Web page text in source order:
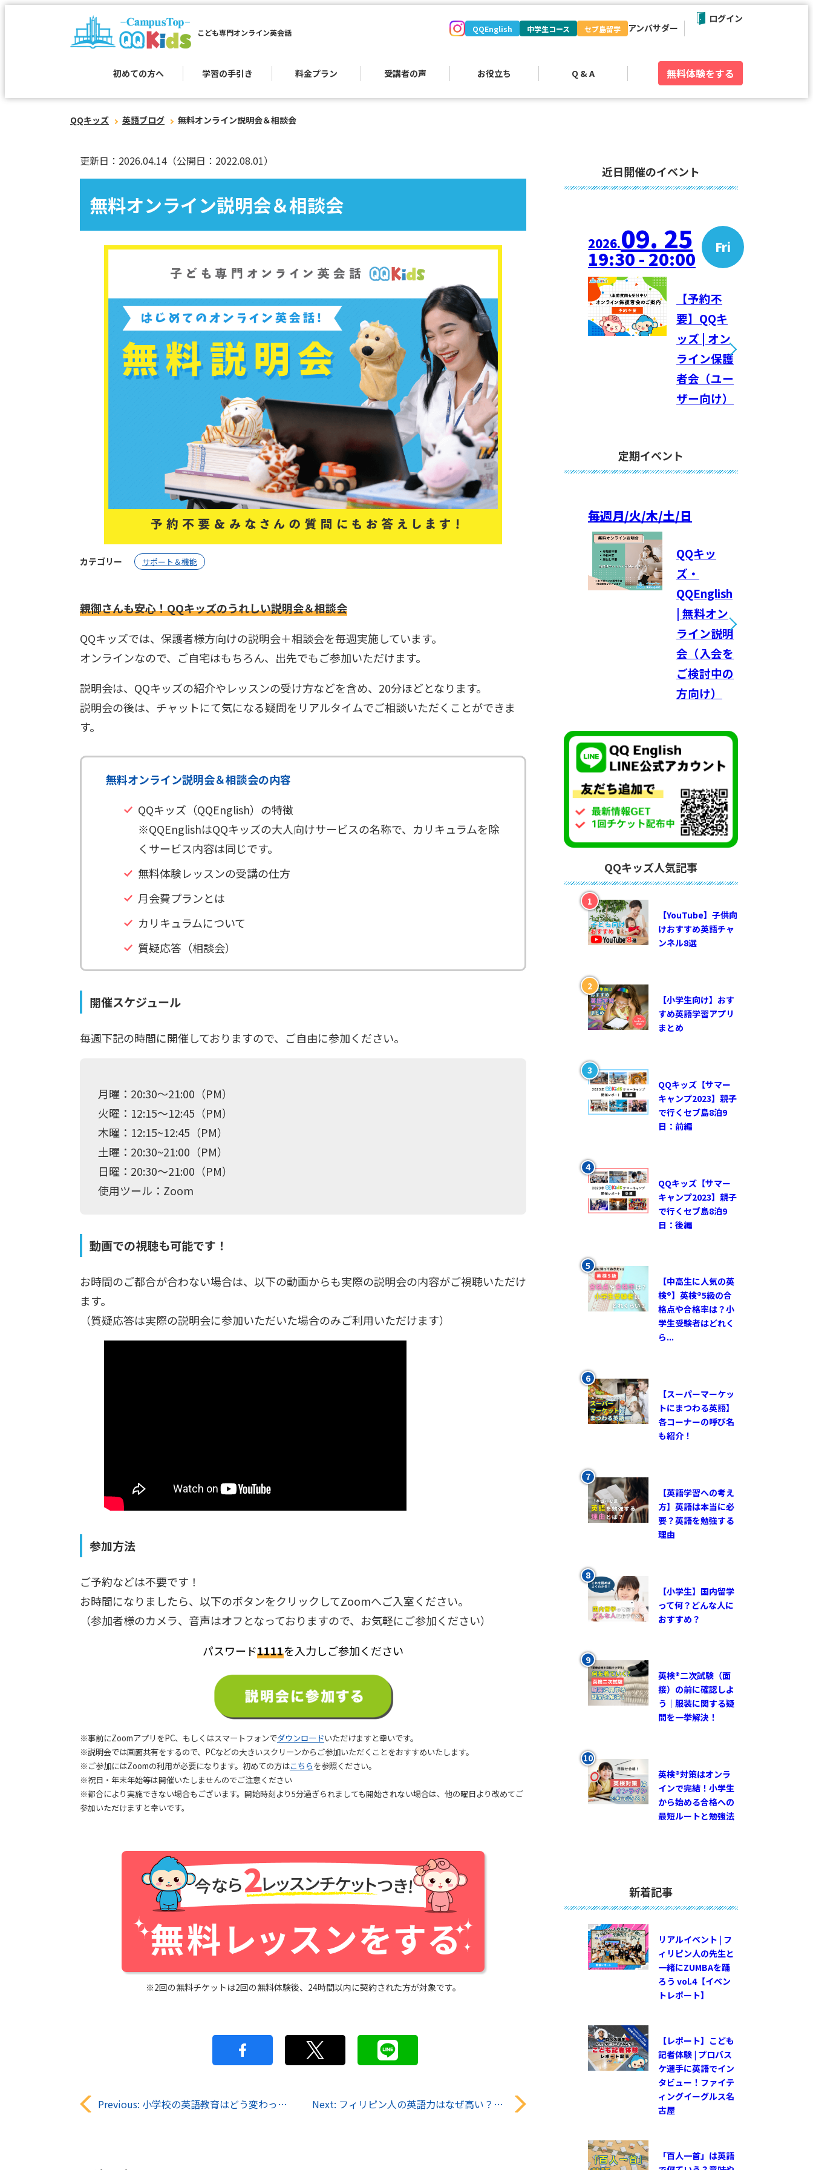
こども専門オンライン英会話
初めての方へ 学習の手引き 料金プラン 受講者の声 お役立ち Q & A
QQEnglish 中学生コース セブ島留学 アンバサダー
無料体験をする
ログイン
QQキッズ 英語ブログ 無料オンライン説明会＆相談会
更新日：2026.04.14 （公開日：2022.08.01）
無料オンライン説明会＆相談会
カテゴリー サポート＆機能
親御さんも安心！QQキッズのうれしい説明会＆相談会
QQキッズでは、保護者様方向けの説明会＋相談会を毎週実施しています。
オンラインなので、ご自宅はもちろん、出先でもご参加いただけます。
説明会は、QQキッズの紹介やレッスンの受け方などを含め、20分ほどとなります。
説明会の後は、チャットにて気になる疑問をリアルタイムでご相談いただくことができま
す。
無料オンライン説明会＆相談会の内容
QQキッズ（QQEnglish）の特徴
※QQEnglishはQQキッズの大人向けサービスの名称で、カリキュラムを除
くサービス内容は同じです。
無料体験レッスンの受講の仕方
月会費プランとは
カリキュラムについて
質疑応答（相談会）
開催スケジュール
毎週下記の時間に開催しておりますので、ご自由に参加ください。
月曜：20:30〜21:00（PM）
火曜：12:15～12:45（PM）
木曜：12:15~12:45（PM）
土曜：20:30~21:00（PM）
日曜：20:30～21:00（PM）
使用ツール：Zoom
動画での視聴も可能です！
お時間のご都合が合わない場合は、以下の動画からも実際の説明会の内容がご視聴いただけ
ます。
（質疑応答は実際の説明会に参加いただいた場合のみご利用いただけます）
参加方法
ご予約などは不要です！
お時間になりましたら、以下のボタンをクリックしてZoomへご入室ください。
（参加者様のカメラ、音声はオフとなっておりますので、お気軽にご参加ください）
パスワード1111を入力しご参加ください
※事前にZoomアプリをPC、もしくはスマートフォンでダウンロードいただけますと幸いです。
※説明会では画面共有をするので、PCなどの大きいスクリーンからご参加いただくことをおすすめいたします。
※ご参加にはZoomの利用が必要になります。初めての方はこちらを参照ください。
※祝日・年末年始等は開催いたしませんのでご注意ください
※都合により実施できない場合もございます。開始時刻より5分過ぎられましても開始されない場合は、他の曜日より改めてご
参加いただけますと幸いです。
※2回の無料チケットは2回の無料体験後、24時間以内に契約された方が対象です。
投 Previous: 小学校の英語教育はどう変わった？必修化・教科化のポイントと家庭でできる対策 Next: フィリピン人の英語力はなぜ高い？訛り（なまり）の真相やネイティブとの違いを徹底解説
近日開催のイベント
2026.09. 25 Fri
19:30 - 20:00
【予約不
要】QQキ
ッズ | オン
ライン保護
者会（ユー
ザー向け）
定期イベント
毎週月/火/木/土/日
QQキッ
ズ・
QQEnglish
| 無料オン
ライン説明
会（入会を
ご検討中の
方向け）
QQキッズ人気記事
【YouTube】子供向
けおすすめ英語チャ
ンネル8選
【小学生向け】おす
すめ英語学習アプリ
まとめ
QQキッズ【サマー
キャンプ2023】親子
で行くセブ島8泊9
日：前編
QQキッズ【サマー
キャンプ2023】親子
で行くセブ島8泊9
日：後編
【中高生に人気の英
検®︎】英検®︎5級の合
格点や合格率は？小
学生受験者はどれく
ら...
【スーパーマーケッ
トにまつわる英語】
各コーナーの呼び名
も紹介！
【英語学習への考え
方】英語は本当に必
要？英語を勉強する
理由
【小学生】国内留学
って何？どんな人に
おすすめ？
英検®︎二次試験（面
接）の前に確認しよ
う｜服装に関する疑
問を一挙解決！
英検®対策はオンラ
インで完結！小学生
から始める合格への
最短ルートと勉強法
新着記事
リアルイベント | フ
ィリピン人の先生と
一緒にZUMBAを踊
ろう vol.4【イベン
トレポート】
【レポート】こども
記者体験 | プロバス
ケ選手に英語でイン
タビュー！ファイテ
ィングイーグルス名
古屋
「百人一首」は英語